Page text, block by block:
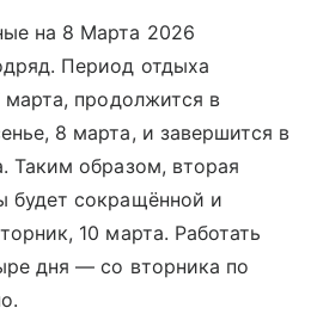
на 8 Марта 2026
Период отдыха
марта, продолжится в
8 марта, и завершится в
Таким образом, вторая
будет сокращённой и
10 марта. Работать
дня — со вторника по